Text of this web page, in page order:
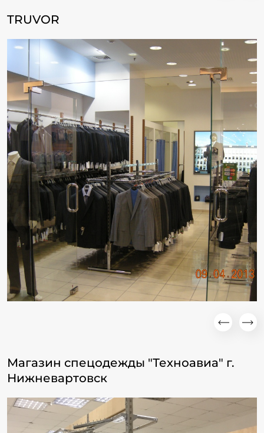
TRUVOR
Магазин спецодежды "Техноавиа" г.
Нижневартовск